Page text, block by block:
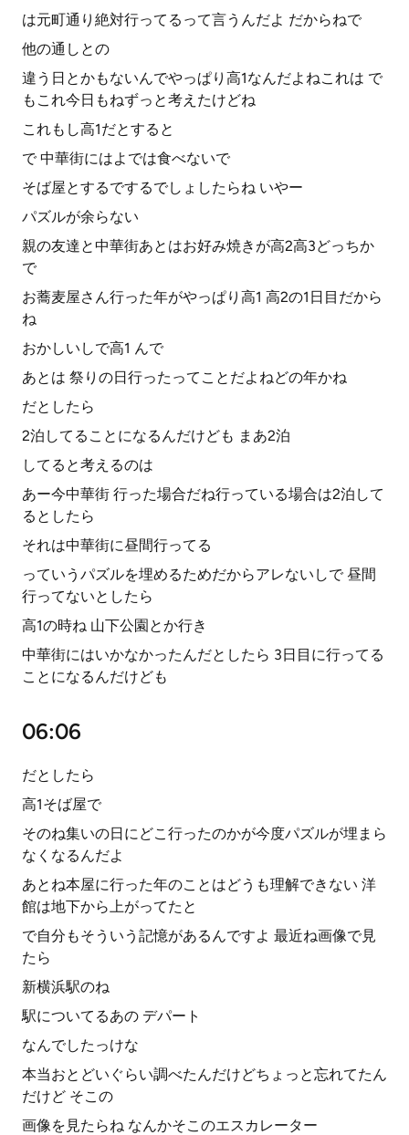
は元町通り絶対行ってるって言うんだよ だからねで
他の通しとの
違う日とかもないんでやっぱり高1なんだよねこれは で
もこれ今日もねずっと考えたけどね
これもし高1だとすると
で 中華街にはよでは食べないで
そば屋とするでするでしょしたらね いやー
パズルが余らない
親の友達と中華街あとはお好み焼きが高2高3どっちか
で
お蕎麦屋さん行った年がやっぱり高1 高2の1日目だから
ね
おかしいしで高1 んで
あとは 祭りの日行ったってことだよねどの年かね
だとしたら
2泊してることになるんだけども まあ2泊
してると考えるのは
あー今中華街 行った場合だね行っている場合は2泊して
るとしたら
それは中華街に昼間行ってる
っていうパズルを埋めるためだからアレないしで 昼間
行ってないとしたら
高1の時ね 山下公園とか行き
中華街にはいかなかったんだとしたら 3日目に行ってる
ことになるんだけども
06:06
だとしたら
高1そば屋で
そのね集いの日にどこ行ったのかが今度パズルが埋まら
なくなるんだよ
あとね本屋に行った年のことはどうも理解できない 洋
館は地下から上がってたと
で自分もそういう記憶があるんですよ 最近ね画像で見
たら
新横浜駅のね
駅についてるあの デパート
なんでしたっけな
本当おとどいぐらい調べたんだけどちょっと忘れてたん
だけど そこの
画像を見たらね なんかそこのエスカレーター